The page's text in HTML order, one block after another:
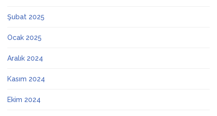
Şubat 2025
Ocak 2025
Aralık 2024
Kasım 2024
Ekim 2024